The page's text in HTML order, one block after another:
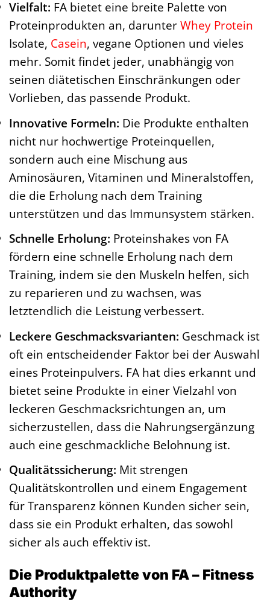
Vielfalt: FA bietet eine breite Palette von
Proteinprodukten an, darunterWhey Protein
Isolate, Casein, vegane Optionen und vieles
mehr. Somit findet jeder, unabhängig von
seinen diätetischen Einschränkungen oder
Vorlieben, das passende Produkt.
Innovative Formeln: Die Produkte enthalten
nicht nur hochwertige Proteinquellen,
sondern auch eine Mischung aus
Aminosäuren, Vitaminen und Mineralstoffen,
die die Erholung nach dem Training
unterstützen und das Immunsystem stärken.
Schnelle Erholung: Proteinshakes von FA
fördern eine schnelle Erholung nach dem
Training, indem sie den Muskeln helfen, sich
zu reparieren und zu wachsen, was
letztendlich die Leistung verbessert.
Leckere Geschmacksvarianten: Geschmack ist
oft ein entscheidender Faktor bei der Auswahl
eines Proteinpulvers. FA hat dies erkannt und
bietet seine Produkte in einer Vielzahl von
leckeren Geschmacksrichtungen an, um
sicherzustellen, dass die Nahrungsergänzung
auch eine geschmackliche Belohnung ist.
Qualitätssicherung: Mit strengen
Qualitätskontrollen und einem Engagement
für Transparenz können Kunden sicher sein,
dass sie ein Produkt erhalten, das sowohl
sicher als auch effektiv ist.
Die Produktpalette von FA – Fitness
Authority